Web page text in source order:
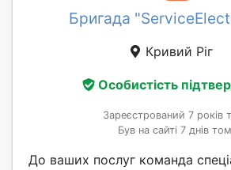
Бригада
Кривий Ріг
Особистість
Зареєстрований 7 років
Був на сайті 7 днів
До ваших послуг команда